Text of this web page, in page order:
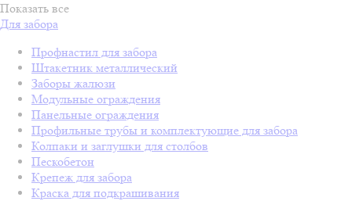
Показать все
Для забора
Профнастил для забора
Штакетник металлический
Заборы жалюзи
Модульные ограждения
Панельные ограждения
Профильные трубы и комплектующие для забора
Колпаки и заглушки для столбов
Пескобетон
Крепеж для забора
Краска для подкрашивания